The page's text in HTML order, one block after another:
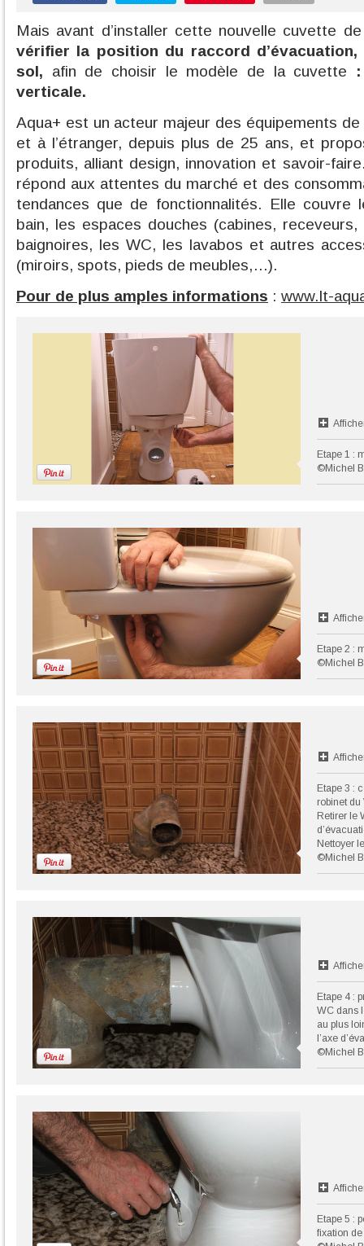
Mais avant d’installer cette nouvelle cuvette
vérifier la position du raccord
sol, afin de choisir le modèle de la cuvette
verticale.
Aqua+ est un acteur majeur des équipements
et à l’étranger, depuis plus de 25 ans, et
produits, alliant design, innovation et savoir-
répond aux attentes du marché et des
tendances que de fonctionnalités. Elle couvre
bain, les espaces douches (cabines,
baignoires, les WC, les lavabos et autres
(miroirs, spots, pieds de meubles,…).
Pour de plus amples informations : www.lt-
Etape 1 :
©Michel
Etape 2 :
©Michel
Etape 3 :
robinet du
Retirer le
Nettoyer
©Michel
Etape 4 :
WC dans
au plus
l’axe
©Michel
Etape 5 :
fixation